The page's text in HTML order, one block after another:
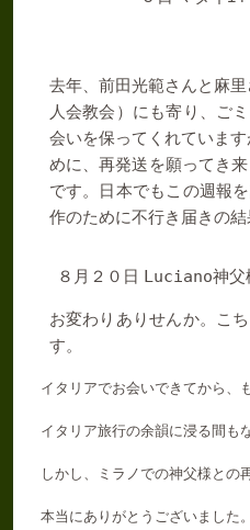
去年、前田光範さんと麻
人会教会）にも寄り、ご
会いを保ってくれています
めに、再発送を願ってき来
です。日本でもこの週報
作のために不行き届きの
８月２０日 Luciano神父
お変わりありせんか。こ
す。
イタリアでお会いできてから、
イタリア旅行の余韻に浸る間も
しかし、ミラノでの神父様との
本当にありがとうございました。